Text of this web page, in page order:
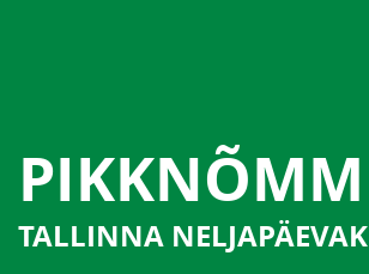
PIKKNÕMM
TALLINNA NELJAPÄEVAK